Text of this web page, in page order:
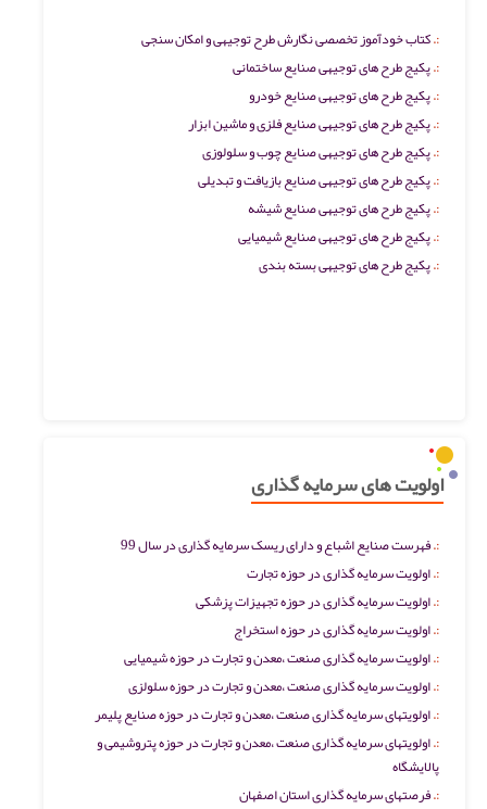
کتاب خودآموز تخصصی نگارش طرح توجیهی و امکان سنجی
پکیج طرح های توجیهی صنایع ساختمانی
پکیج طرح های توجیهی صنایع خودرو
پکیج طرح های توجیهی صنایع فلزی و ماشین ابزار
پکیج طرح های توجیهی صنایع چوب و سلولوزی
پکیج طرح های توجیهی صنایع بازیافت و تبدیلی
پکیج طرح های توجیهی صنایع شیشه
پکیج طرح های توجیهی صنایع شیمیایی
پکیج طرح های توجیهی بسته بندی
اولویت های سرمایه گذاری
فهرست صنایع اشباع و دارای ریسک سرمایه گذاری در سال 99
اولویت سرمایه گذاری در حوزه تجارت
اولویت سرمایه گذاری در حوزه تجهیزات پزشکی
اولویت سرمایه گذاری در حوزه استخراج
اولویت سرمایه گذاری صنعت ،معدن و تجارت در حوزه شیمیایی
اولویت سرمایه گذاری صنعت ،معدن و تجارت در حوزه سلولزی
اولویتهای سرمایه گذاری صنعت ،معدن و تجارت در حوزه صنایع پلیمر
اولویتهای سرمایه گذاری صنعت ،معدن و تجارت در حوزه پتروشیمی و
پالایشگاه
فرصتهای سرمایه گذاری استان اصفهان